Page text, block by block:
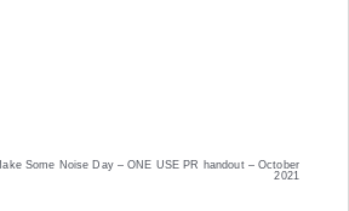
Some Noise Day – ONE USE PR handout – October
2021